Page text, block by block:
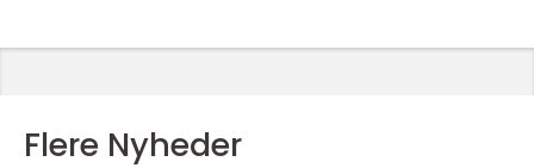
Flere Nyheder